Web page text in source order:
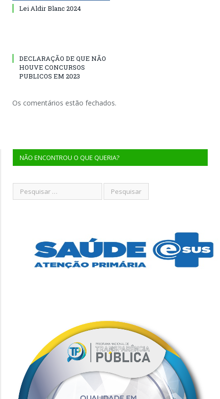
Lei Aldir Blanc 2024
DECLARAÇÃO DE QUE NÃO
HOUVE CONCURSOS
PUBLICOS EM 2023
Os comentários estão fechados.
NÃO ENCONTROU O QUE QUERIA?